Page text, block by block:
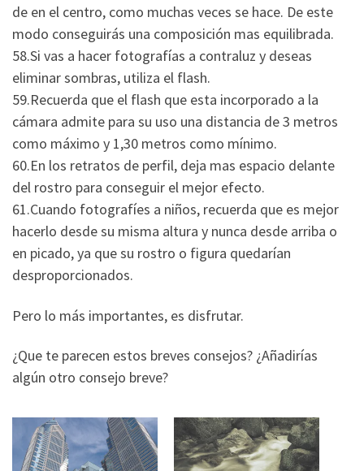
de en el centro, como muchas veces se hace. De este
modo conseguirás una composición mas equilibrada.
58.Si vas a hacer fotografías a contraluz y deseas
eliminar sombras, utiliza el flash.
59.Recuerda que el flash que esta incorporado a la
cámara admite para su uso una distancia de 3 metros
como máximo y 1,30 metros como mínimo.
60.En los retratos de perfil, deja mas espacio delante
del rostro para conseguir el mejor efecto.
61.Cuando fotografíes a niños, recuerda que es mejor
hacerlo desde su misma altura y nunca desde arriba o
en picado, ya que su rostro o figura quedarían
desproporcionados.
Pero lo más importantes, es disfrutar.
¿Que te parecen estos breves consejos? ¿Añadirías
algún otro consejo breve?